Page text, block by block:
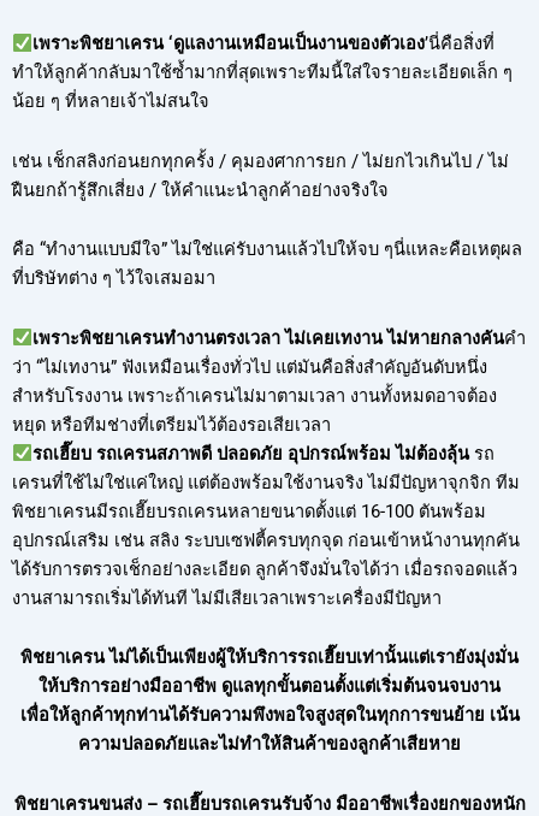
เพราะพิชยาเครน ‘ดูแลงานเหมือนเป็นงานของตัวเอง’นี่คือสิ่งที่
ทำให้ลูกค้ากลับมาใช้ซ้ำมากที่สุดเพราะทีมนี้ใส่ใจรายละเอียดเล็ก ๆ
น้อย ๆ ที่หลายเจ้าไม่สนใจ
เช่น เช็กสลิงก่อนยกทุกครั้ง / คุมองศาการยก / ไม่ยกไวเกินไป / ไม่
ฝืนยกถ้ารู้สึกเสี่ยง / ให้คำแนะนำลูกค้าอย่างจริงใจ
คือ “ทำงานแบบมีใจ” ไม่ใช่แค่รับงานแล้วไปให้จบ ๆนี่แหละคือเหตุผล
ที่บริษัทต่าง ๆ ไว้ใจเสมอมา
เพราะพิชยาเครนทำงานตรงเวลา ไม่เคยเทงาน ไม่หายกลางคันคำ
ว่า “ไม่เทงาน” ฟังเหมือนเรื่องทั่วไป แต่มันคือสิ่งสำคัญอันดับหนึ่ง
สำหรับโรงงาน เพราะถ้าเครนไม่มาตามเวลา งานทั้งหมดอาจต้อง
หยุด หรือทีมช่างที่เตรียมไว้ต้องรอเสียเวลา
รถเฮี๊ยบ รถเครนสภาพดี ปลอดภัย อุปกรณ์พร้อม ไม่ต้องลุ้นรถ
เครนที่ใช้ไม่ใช่แค่ใหญ่ แต่ต้องพร้อมใช้งานจริง ไม่มีปัญหาจุกจิก ทีม
พิชยาเครนมีรถเฮี๊ยบรถเครนหลายขนาดตั้งแต่ 16-100 ตันพร้อม
อุปกรณ์เสริม เช่น สลิง ระบบเซฟตี้ครบทุกจุด ก่อนเข้าหน้างานทุกคัน
ได้รับการตรวจเช็กอย่างละเอียด ลูกค้าจึงมั่นใจได้ว่า เมื่อรถจอดแล้ว
งานสามารถเริ่มได้ทันที ไม่มีเสียเวลาเพราะเครื่องมีปัญหา
พิชยาเครน ไม่ได้เป็นเพียงผู้ให้บริการรถเฮี๊ยบเท่านั้นแต่เรายังมุ่งมั่น
ให้บริการอย่างมืออาชีพ ดูแลทุกขั้นตอนตั้งแต่เริ่มต้นจนจบงาน
เพื่อให้ลูกค้าทุกท่านได้รับความพึงพอใจสูงสุดในทุกการขนย้าย เน้น
ความปลอดภัยและไม่ทำให้สินค้าของลูกค้าเสียหาย
พิชยาเครนขนส่ง – รถเฮี๊ยบรถเครนรับจ้าง มืออาชีพเรื่องยกของหนัก